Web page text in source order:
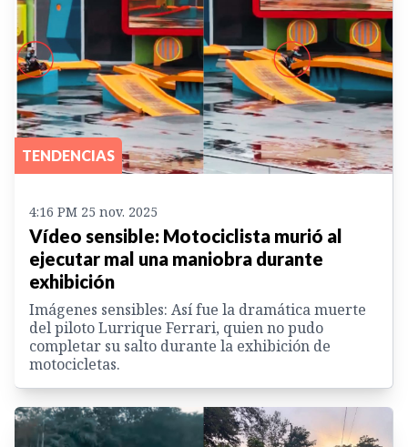
TENDENCIAS
4:16 PM 25 nov. 2025
Vídeo sensible: Motociclista murió al
ejecutar mal una maniobra durante
exhibición
Imágenes sensibles: Así fue la dramática muerte
del piloto Lurrique Ferrari, quien no pudo
completar su salto durante la exhibición de
motocicletas.